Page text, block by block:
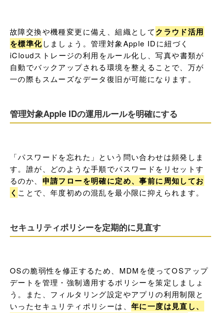
故障交換や機種変更に備え、組織としてクラウド活用
を標準化しましょう。管理対象Apple IDに紐づく
iCloudストレージの利用をルール化し、写真や書類が
自動でバックアップされる環境を整えることで、万が
一の際もスムーズなデータ復旧が可能になります。
管理対象Apple IDの運用ルールを明確にする
「パスワードを忘れた」という問い合わせは頻発しま
す。誰が、どのような手順でパスワードをリセットす
るのか、 申請フローを明確に定め、事前に周知してお
く ことで、年度初めの混乱を最小限に抑えられます。
セキュリティポリシーを定期的に見直す
OSの脆弱性を修正するため、MDMを使ってOSアップ
デートを管理・強制適用するポリシーを策定しましょ
う。また、フィルタリング設定やアプリの利用制限と
いったセキュリティポリシーは、 年に一度は見直し、